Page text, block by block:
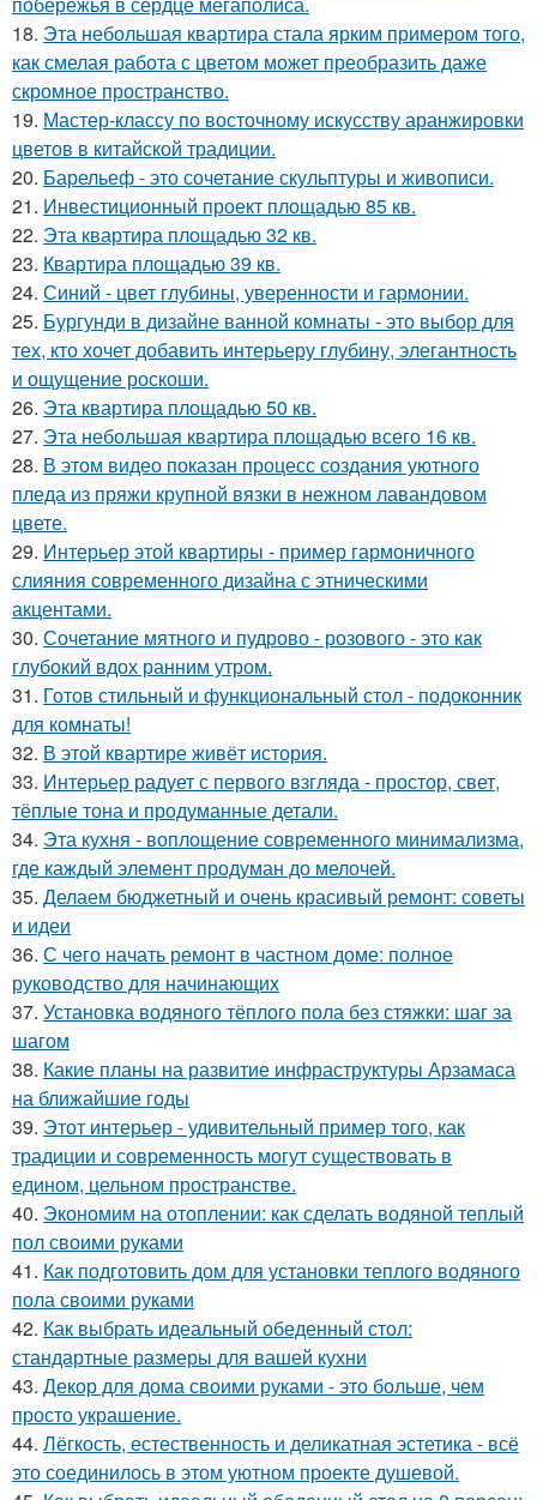
18. Эта небольшая квартира стала ярким примером того,
как смелая работа с цветом может преобразить даже
скромное пространство.
19. Мастер-классу по восточному искусству аранжировки
цветов в китайской традиции.
20. Барельеф - это сочетание скульптуры и живописи.
21. Инвестиционный проект площадью 85 кв.
22. Эта квартира площадью 32 кв.
23. Квартира площадью 39 кв.
24. Синий - цвет глубины, уверенности и гармонии.
25. Бургунди в дизайне ванной комнаты - это выбор для
тех, кто хочет добавить интерьеру глубину, элегантность
и ощущение роскоши.
26. Эта квартира площадью 50 кв.
27. Эта небольшая квартира площадью всего 16 кв.
28. В этом видео показан процесс создания уютного
пледа из пряжи крупной вязки в нежном лавандовом
цвете.
29. Интерьер этой квартиры - пример гармоничного
слияния современного дизайна с этническими
акцентами.
30. Сочетание мятного и пудрово - розового - это как
глубокий вдох ранним утром.
31. Готов стильный и функциональный стол - подоконник
для комнаты!
32. В этой квартире живёт история.
33. Интерьер радует с первого взгляда - простор, свет,
тёплые тона и продуманные детали.
34. Эта кухня - воплощение современного минимализма,
где каждый элемент продуман до мелочей.
35. Делаем бюджетный и очень красивый ремонт: советы
и идеи
36. С чего начать ремонт в частном доме: полное
руководство для начинающих
37. Установка водяного тёплого пола без стяжки: шаг за
шагом
38. Какие планы на развитие инфраструктуры Арзамаса
на ближайшие годы
39. Этот интерьер - удивительный пример того, как
традиции и современность могут существовать в
едином, цельном пространстве.
40. Экономим на отоплении: как сделать водяной теплый
пол своими руками
41. Как подготовить дом для установки теплого водяного
пола своими руками
42. Как выбрать идеальный обеденный стол:
стандартные размеры для вашей кухни
43. Декор для дома своими руками - это больше, чем
просто украшение.
44. Лёгкость, естественность и деликатная эстетика - всё
это соединилось в этом уютном проекте душевой.